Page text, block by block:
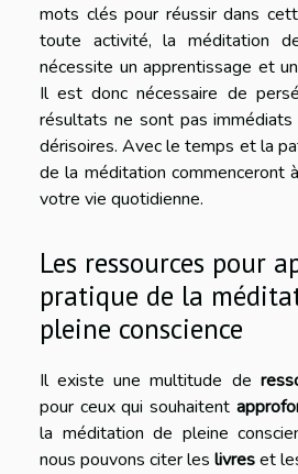
mots clés pour réussir dans
toute activité, la méditation
nécessite un apprentissage et
Il est donc nécessaire de
résultats ne sont pas
dérisoires. Avec le temps et la
de la méditation commenceront
votre vie quotidienne.
Les ressources pour
pratique de la
pleine conscience
Il existe une multitude de
pour ceux qui souhaitent
la méditation de pleine
nous pouvons citer les livreset